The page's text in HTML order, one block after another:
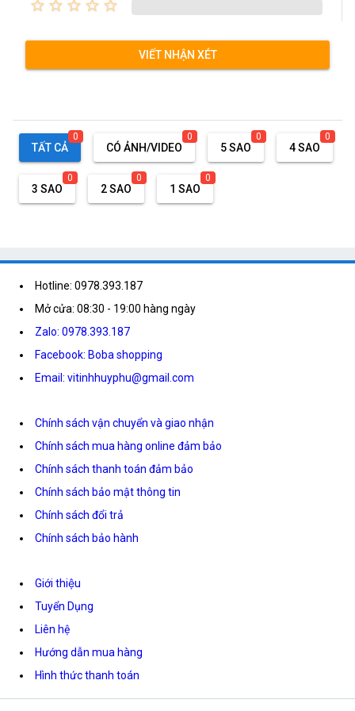
star_border star_border star_border star_border star_border
VIẾT NHẬN XÉT
TẤT CẢ
0
CÓ ẢNH/VIDEO
0
5 SAO
0
4 SAO
0
3 SAO
0
2 SAO
0
1 SAO
0
Hotline: 0978.393.187
Mở cửa: 08:30 - 19:00 hàng ngày
Zalo: 0978.393.187
Facebook: Boba shopping
Email: vitinhhuyphu@gmail.com
Chính sách vận chuyển và giao nhận
Chính sách mua hàng online đảm bảo
Chính sách thanh toán đảm bảo
Chính sách bảo mật thông tin
Chính sách đổi trả
Chính sách bảo hành
Giới thiệu
Tuyển Dụng
Liên hệ
Hướng dẫn mua hàng
Hình thức thanh toán